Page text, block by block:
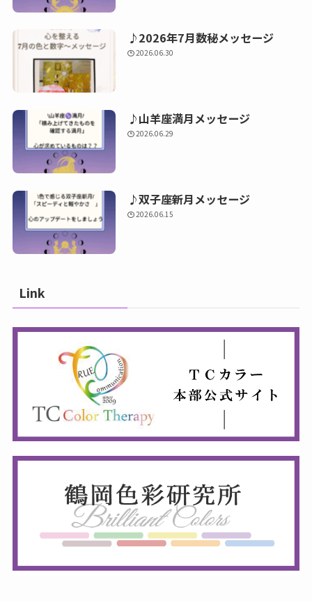
♪2026年7月数秘メッセージ
2026.06.30
♪山羊座満月メッセージ
2026.06.29
♪双子座新月メッセージ
2026.06.15
Link